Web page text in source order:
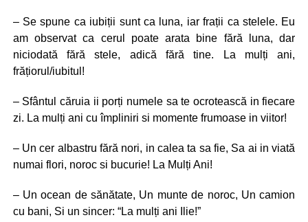
– Se spune ca iubiții sunt ca luna, iar frații ca stelele. Eu
am observat ca cerul poate arata bine fără luna, dar
niciodată fără stele, adică fără tine. La mulți ani,
frățiorul/iubitul!
– Sfântul căruia ii porți numele sa te ocrotească in fiecare
zi. La mulți ani cu împliniri si momente frumoase in viitor!
– Un cer albastru fără nori, in calea ta sa fie, Sa ai in viată
numai flori, noroc si bucurie! La Mulți Ani!
– Un ocean de sănătate, Un munte de noroc, Un camion
cu bani, Si un sincer: “La mulți ani Ilie!”